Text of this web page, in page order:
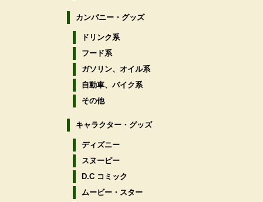
カンパニー・グッズ
ドリンク系
フード系
ガソリン、オイル系
自動車、バイク系
その他
キャラクター・グッズ
ディズニー
スヌーピー
D.C コミック
ムービー・スター